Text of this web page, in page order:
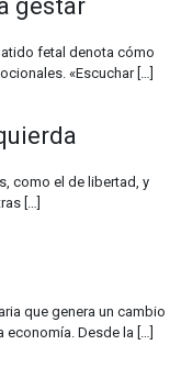
gestar
fetal denota cómo
«Escuchar […]
como el de libertad, y
[…]
que genera un cambio
Desde la […]